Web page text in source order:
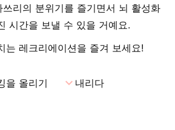
쓰리의 분위기를 즐기면서 뇌 활성화
시간을 보낼 수 있을 거예요.
는 레크리에이션을 즐겨 보세요!
을 올리기 expand_more내리다